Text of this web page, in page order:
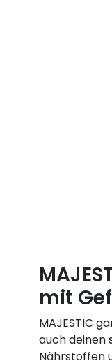
mit
MAJESTIC
auch deinen
Nährstoffen